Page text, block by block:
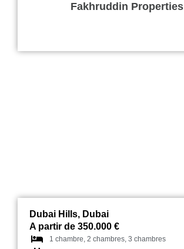
Fakhruddin Properties
Dubai Hills, Dubai
A partir de 350.000 €
1 chambre, 2 chambres, 3 chambres